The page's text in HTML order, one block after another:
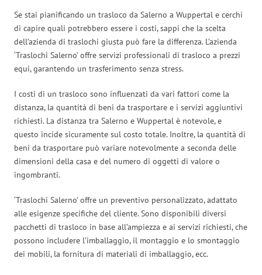
Se stai pianificando un trasloco da Salerno a Wuppertal e cerchi
di capire quali potrebbero essere i costi, sappi che la scelta
dell’azienda di traslochi giusta può fare la differenza. L’azienda
‘Traslochi Salerno’ offre servizi professionali di trasloco a prezzi
equi, garantendo un trasferimento senza stress.
I costi di un trasloco sono influenzati da vari fattori come la
distanza, la quantità di beni da trasportare e i servizi aggiuntivi
richiesti. La distanza tra Salerno e Wuppertal è notevole, e
questo incide sicuramente sul costo totale. Inoltre, la quantità di
beni da trasportare può variare notevolmente a seconda delle
dimensioni della casa e del numero di oggetti di valore o
ingombranti.
‘Traslochi Salerno’ offre un preventivo personalizzato, adattato
alle esigenze specifiche del cliente. Sono disponibili diversi
pacchetti di trasloco in base all’ampiezza e ai servizi richiesti, che
possono includere l’imballaggio, il montaggio e lo smontaggio
dei mobili, la fornitura di materiali di imballaggio, ecc.